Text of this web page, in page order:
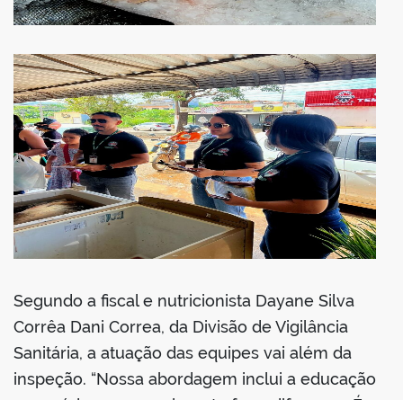
Segundo a fiscal e nutricionista Dayane Silva
Corrêa Dani Correa, da Divisão de Vigilância
Sanitária, a atuação das equipes vai além da
inspeção. “Nossa abordagem inclui a educação